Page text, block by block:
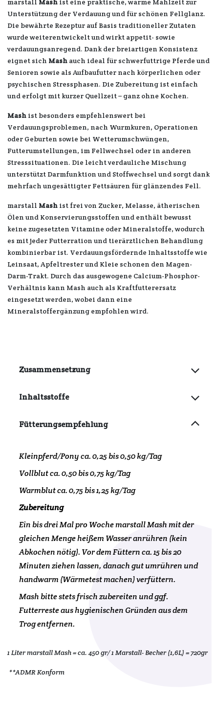
marstall Mash ist eine praktische, warme Mahlzeit zur
Unterstützung der Verdauung und für schönen Fellglanz.
Die bewährte Rezeptur auf Basis traditioneller Zutaten
wurde weiterentwickelt und wirkt appetit- sowie
verdauungsanregend. Dank der breiartigen Konsistenz
eignet sich Mash auch ideal für schwerfuttrige Pferde und
Senioren sowie als Aufbaufutter nach körperlichen oder
psychischen Stressphasen. Die Zubereitung ist einfach
und erfolgt mit kurzer Quellzeit – ganz ohne Kochen.
Mash ist besonders empfehlenswert bei
Verdauungsproblemen, nach Wurmkuren, Operationen
oder Geburten sowie bei Wetterumschwüngen,
Futterumstellungen, im Fellwechsel oder in anderen
Stresssituationen. Die leicht verdauliche Mischung
unterstützt Darmfunktion und Stoffwechsel und sorgt dank
mehrfach ungesättigter Fettsäuren für glänzendes Fell.
marstall Mash ist frei von Zucker, Melasse, ätherischen
Ölen und Konservierungsstoffen und enthält bewusst
keine zugesetzten Vitamine oder Mineralstoffe, wodurch
es mit jeder Futterration und tierärztlichen Behandlung
kombinierbar ist. Verdauungsfördernde Inhaltsstoffe wie
Leinsaat, Apfeltrester und Kleie schonen den Magen-
Darm-Trakt. Durch das ausgewogene Calcium-Phosphor-
Verhältnis kann Mash auch als Kraftfutterersatz
eingesetzt werden, wobei dann eine
Mineralstoffergänzung empfohlen wird.
Zusammensetzung
Inhaltsstoffe
Fütterungsempfehlung
Kleinpferd/Pony ca. 0,25 bis 0,50 kg/Tag
Vollblut ca. 0,50 bis 0,75 kg/Tag
Warmblut ca. 0,75 bis 1,25 kg/Tag
Zubereitung
Ein bis drei Mal pro Woche marstall Mash mit der
gleichen Menge heißem Wasser anrühren (kein
Abkochen nötig). Vor dem Füttern ca. 15 bis 20
Minuten ziehen lassen, danach gut umrühren und
handwarm (Wärmetest machen) verfüttern.
Mash bitte stets frisch zubereiten und ggf.
Futterreste aushygienischen Gründen aus dem
Trog entfernen.
1 Liter marstall Mash = ca. 450 gr/ 1 Marstall- Becher (1,6L) = 720gr
**ADMR Konform